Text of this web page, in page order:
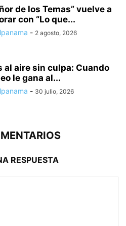
de los Temas” vuelve a
con “Lo que...
- 2 agosto, 2026
al aire sin culpa: Cuando
le gana al...
- 30 julio, 2026
RESPUESTA